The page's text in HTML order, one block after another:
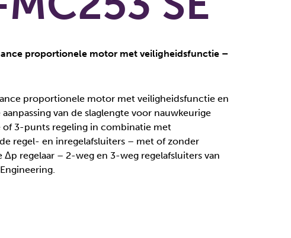
proportionele motor met veiligheidsfunctie –
proportionele motor met veiligheidsfunctie en
van de slaglengte voor nauwkeurige
of 3-punts regeling in combinatie met
regel- en inregelafsluiters – met of zonder
Δp regelaar – 2-weg en 3-weg regelafsluiters van